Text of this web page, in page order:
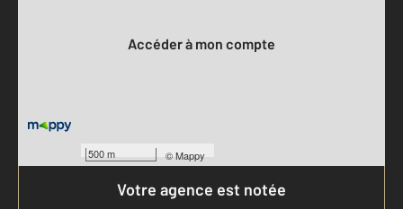
500 m ©Mappy
Accéder à mon compte
Votre agence est notée